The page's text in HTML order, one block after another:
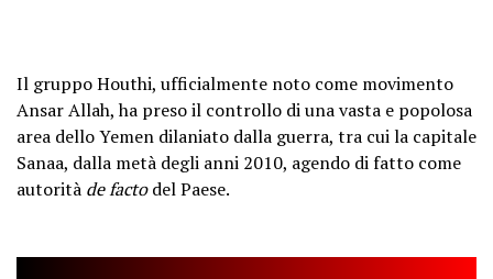
Il gruppo Houthi, ufficialmente noto come movimento
Ansar Allah, ha preso il controllo di una vasta e popolosa
area dello Yemen dilaniato dalla guerra, tra cui la capitale
Sanaa, dalla metà degli anni 2010, agendo di fatto come
autorità de factodel Paese.